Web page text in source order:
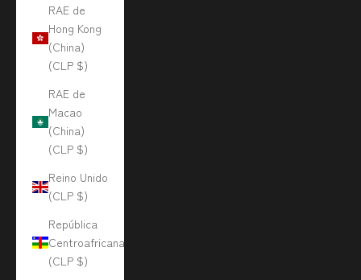
RAE de
Hong Kong
(China)
(CLP $)
RAE de
Macao
(China)
(CLP $)
Reino Unido
(CLP $)
República
Centroafricana
(CLP $)